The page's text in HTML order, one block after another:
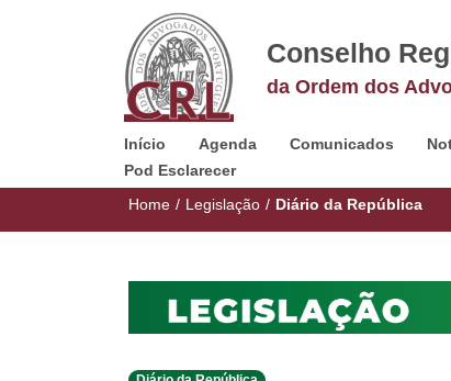
Conselho
da Ordem dos
Início Agenda Comunicados
Pod Esclarecer
Home / Legislação / Diário da República